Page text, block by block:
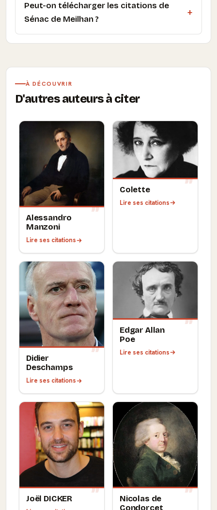
Peut-on télécharger les citations de
Sénac de Meilhan ?
À DÉCOUVRIR
D'autres auteurs à citer
Alessandro
Manzoni
Lire ses citations
Colette
Lire ses citations
Didier
Deschamps
Lire ses citations
Edgar Allan
Poe
Lire ses citations
Joël DICKER
Nicolas de
Condorcet